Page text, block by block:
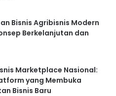
Bisnis Agribisnis Modern
Berkelanjutan dan
Marketplace Nasional:
yang Membuka
Bisnis Baru